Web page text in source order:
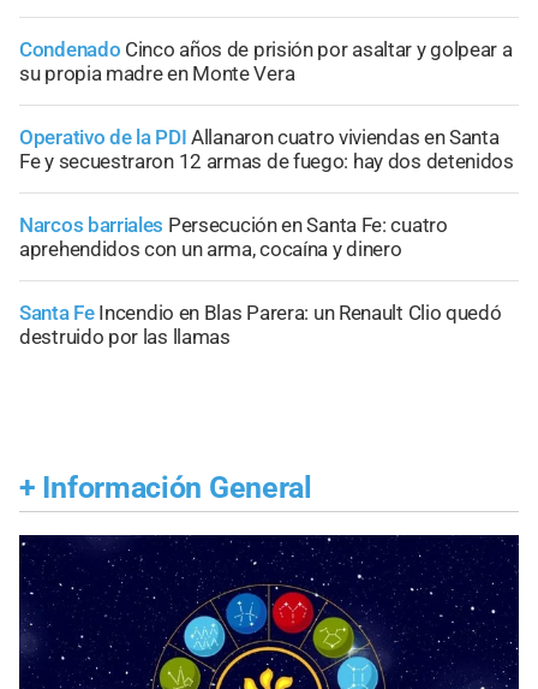
Condenado Cinco años de prisión por asaltar y golpear a
su propia madre en Monte Vera
Operativo de la PDI Allanaron cuatro viviendas en Santa
Fe y secuestraron 12 armas de fuego: hay dos detenidos
Narcos barriales Persecución en Santa Fe: cuatro
aprehendidos con un arma, cocaína y dinero
Santa Fe Incendio en Blas Parera: un Renault Clio quedó
destruido por las llamas
+ Información General